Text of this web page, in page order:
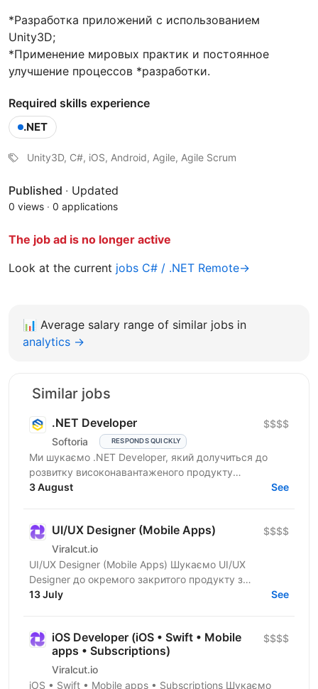
*Разработка приложений с использованием
Unity3D;
*Применение мировых практик и постоянное
улучшение процессов *разработки.
Required skills experience
.NET
Unity3D, C#, iOS, Android, Agile, Agile Scrum
Published · Updated
0 views · 0 applications
The job ad is no longer active
Look at the current jobs C# / .NET Remote→
📊 Average salary range of similar jobs in
analytics →
Similar jobs
.NET Developer
Softoria RESPONDS QUICKLY
$$$$
Ми шукаємо .NET Developer, який долучиться до
розвитку високонавантаженого продукту
DataForSEO. На цій позиції ви будете працювати над
3 August See
UI/UX Designer (Mobile Apps)
Viralcut.io
$$$$
UI/UX Designer (Mobile Apps) Шукаємо UI/UX
Designer до окремого закритого продукту з
розробки мобільних застосунків. Компанія
13 July See
iOS Developer (iOS • Swift • Mobile
apps • Subscriptions)
Viralcut.io
$$$$
iOS • Swift • Mobile apps • Subscriptions Шукаємо